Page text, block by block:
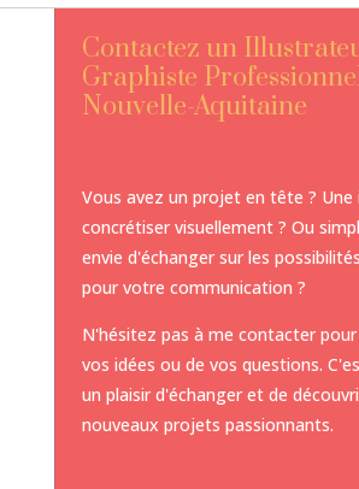
Contactez un
Graphiste
Nouvelle-Aquitaine
Vous avez un projet en tête ? Une
concrétiser visuellement ? Ou
envie d'échanger sur les
pour votre communication ?
N'hésitez pas à me contacter
vos idées ou de vos questions.
un plaisir d'échanger et de
nouveaux projets passionnants.